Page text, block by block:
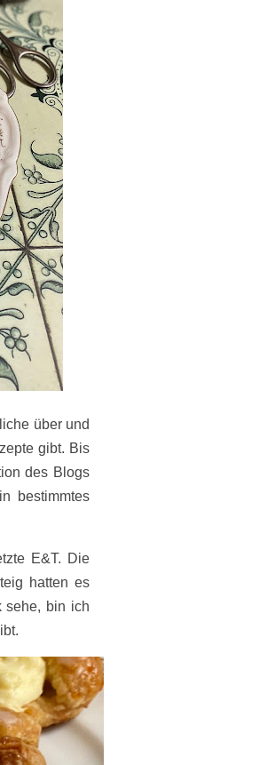
über und
gibt. Bis
des Blogs
bestimmtes
E&T. Die
hatten es
sehe, bin ich